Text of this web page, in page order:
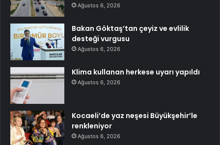
Ağustos 6, 2026
Bakan Göktaş’tan çeyiz ve evlilik
desteği vurgusu
Ağustos 6, 2026
Klima kullanan herkese uyarı yapıldı
Ağustos 6, 2026
Kocaeli’de yaz neşesi Büyükşehir’le
renkleniyor
Ağustos 6, 2026